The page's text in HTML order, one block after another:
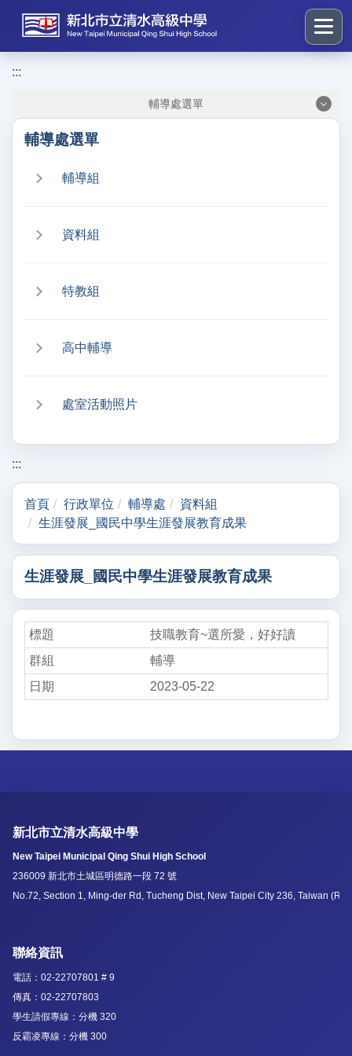
到
區
塊
:::
輔導處選單
輔導處選單
輔導組
資料組
特教組
高中輔導
處室活動照片
:::
首頁 行政單位 輔導處
資料組
生涯發展_國民中學生涯發展教育成果
生涯發展_國民中學生涯發展教育成果
技職教育~選所愛，好好讀
輔導
2023-05-22
新北市立清水高級中學
New Taipei Municipal Qing Shui High School
236009 新北市土城區明德路一段 72 號
No.72, Section 1, Ming-der Rd, Tucheng Dist, New Taipei City 236, Taiwan
聯絡資訊
電話：02-22707801 # 9
傳真：02-22707803
學生請假專線：分機 320
反霸凌專線：分機 300